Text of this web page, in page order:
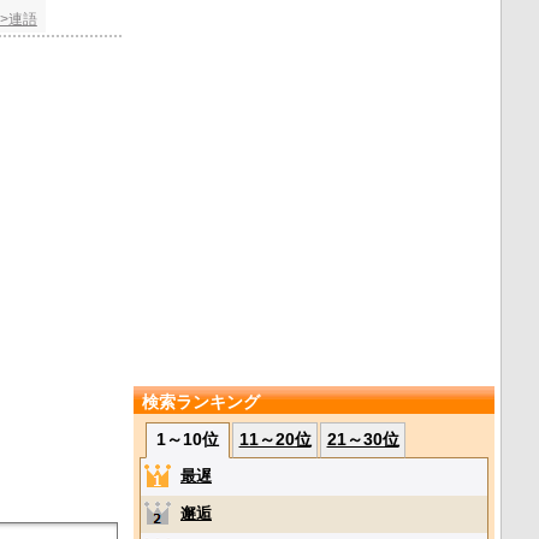
連語
検索ランキング
1～10位
11～20位 21～30位
最遅
邂逅